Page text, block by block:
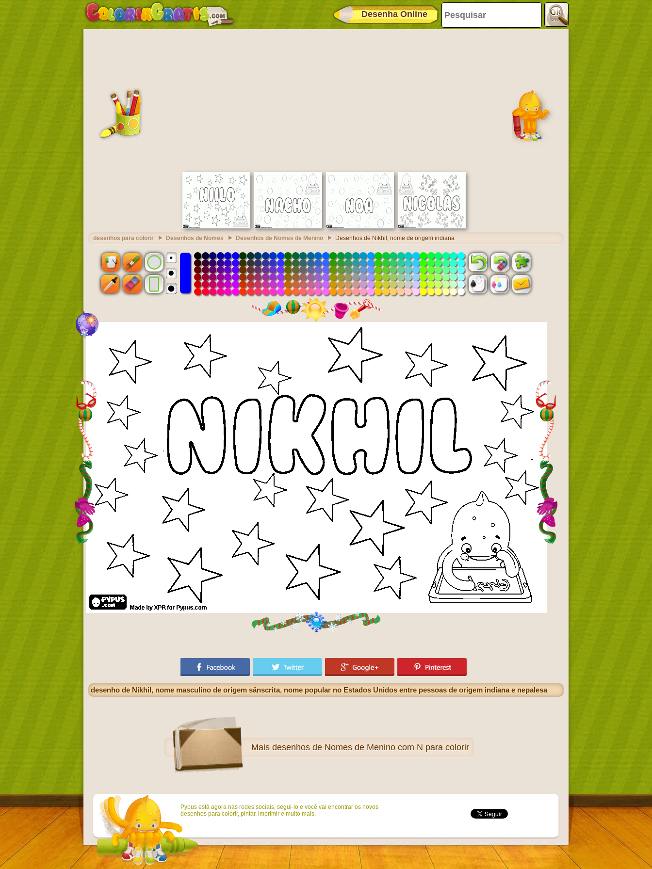
Desenha Online
desenhos para colorir Desenhos de Nomes Desenhos de Nomes de Menino Desenhos de Nikhil, nome de origem indiana
desenho de Nikhil, nome masculino de origem sânscrita, nome popular no Estados Unidos entre pessoas de origem indiana e nepalesa
Mais desenhos de Nomes de Menino com N para colorir
Pypus está agora nas redes sociais, segui-lo e você vai encontrar os novos
desenhos para colorir, pintar, imprimir e muito mais.